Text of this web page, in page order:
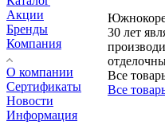
30 лет
Все
Все
Акции
Бренды
Компания
О компании
Сертификаты
Новости
Информация